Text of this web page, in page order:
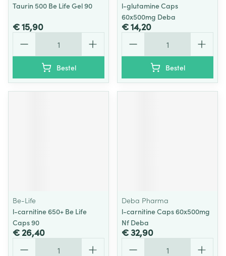
Taurin 500 Be Life Gel 90
€ 15,90
Bestel
l-glutamine Caps
60x500mg Deba
€ 14,20
Bestel
Be-Life
l-carnitine 650+ Be Life
Caps 90
€ 26,40
Deba Pharma
l-carnitine Caps 60x500mg
Nf Deba
€ 32,90